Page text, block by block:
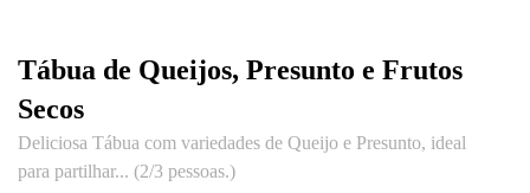
Tábua de Queijos, Presunto e Frutos
Secos
Deliciosa Tábua com variedades de Queijo e Presunto, ideal
para partilhar... (2/3 pessoas.)